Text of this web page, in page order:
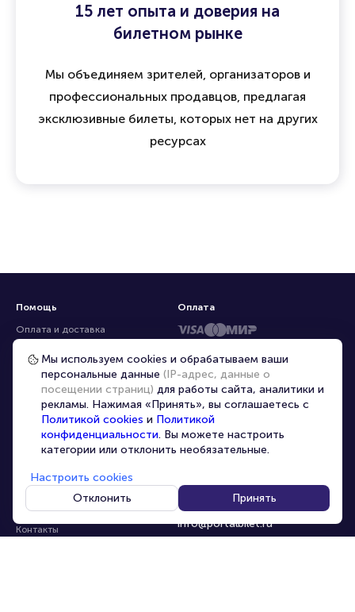
15 лет опыта и доверия на
билетном рынке
Мы объединяем зрителей, организаторов и
профессиональных продавцов, предлагая
эксклюзивные билеты, которых нет на других
ресурсах
Помощь
Оплата и доставка
Частые вопросы
Перепродажа билетов
Организаторам
Корпоративным клиентам
VIP-билеты
Персональные данные
О компании
Контакты
8-800-500-42-62
8-499-226-15-14
info@portalbilet.ru
С 10:00 до 21:00,
Оплата
Мы используем cookies и обрабатываем ваши
персональные данные (IP-адрес, данные о
посещении страниц) для работы сайта, аналитики и
рекламы. Нажимая «Принять», вы соглашаетесь с
Политикой cookies и Политикой
конфиденциальности. Вы можете настроить
категории или отклонить необязательные.
Настроить cookies
Отклонить
Принять